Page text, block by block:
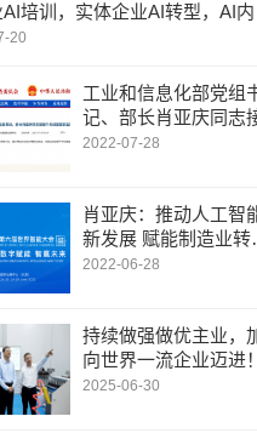
培训，实体企业AI转型，AI内
公司优选指南！
20
工业和信息化部党组
记、部长肖亚庆同志
中央纪委国家监委审
2022-07-28
肖亚庆：推动人工智
新发展 赋能制造业转
升级|第六届世界智能
升级
2022-06-28
持续做强做优主业，
向世界一流企业迈进
吉宁调研上海电气集团
2025-06-30